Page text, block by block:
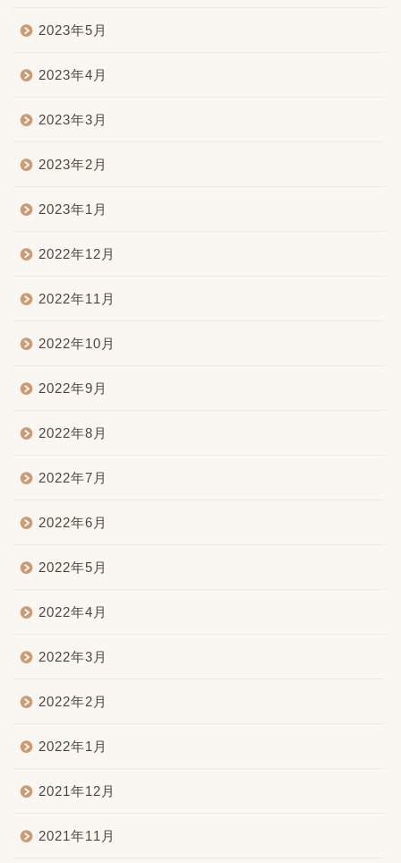
2023年5月
2023年4月
2023年3月
2023年2月
2023年1月
2022年12月
2022年11月
2022年10月
2022年9月
2022年8月
2022年7月
2022年6月
2022年5月
2022年4月
2022年3月
2022年2月
2022年1月
2021年12月
2021年11月